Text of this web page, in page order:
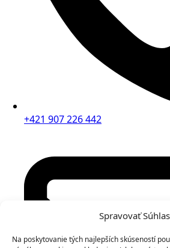
Spravovať Súhlas
Na poskytovanie tých najlepších skúseností
+421 907 226 442